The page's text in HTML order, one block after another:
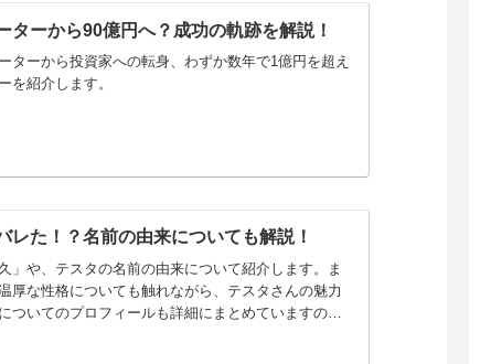
ターから90億円へ？成功の軌跡を解説！
ターから投資家への転身、わずか数年で1億円を超え
を紹介します。
レた！？名前の由来についても解説！
」や、テスタの名前の由来について紹介します。ま
厚な性格についても触れながら、テスタさんの魅力
ついてのプロフィールも詳細にまとめていますの